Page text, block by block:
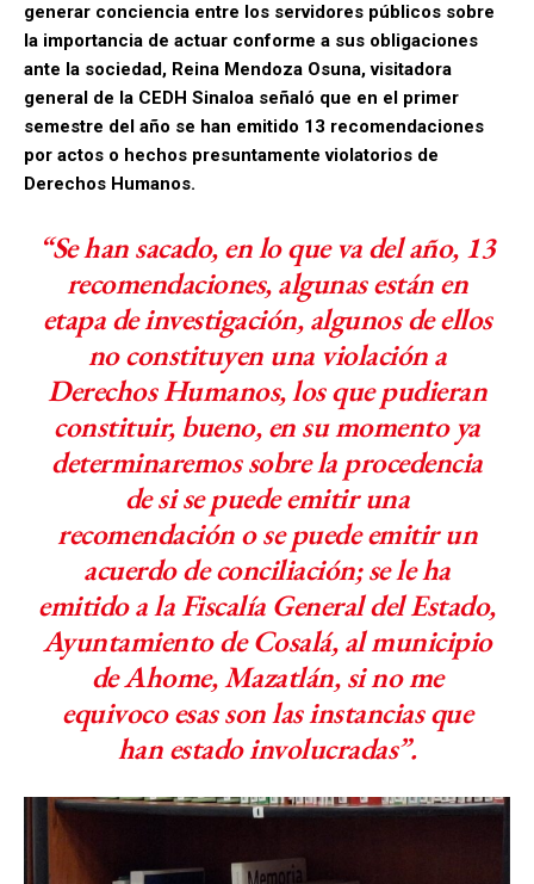
generar conciencia entre los servidores públicos sobre
la importancia de actuar conforme a sus obligaciones
ante la sociedad, Reina Mendoza Osuna, visitadora
general de la CEDH Sinaloa señaló que en el primer
semestre del año se han emitido 13 recomendaciones
por actos o hechos presuntamente violatorios de
Derechos Humanos.
“Se han sacado, en lo que va del año, 13
recomendaciones, algunas están en
etapa de investigación, algunos de ellos
no constituyen una violación a
Derechos Humanos, los que pudieran
constituir, bueno, en su momento ya
determinaremos sobre la procedencia
de si se puede emitir una
recomendación o se puede emitir un
acuerdo de conciliación; se le ha
emitido a la Fiscalía General del Estado,
Ayuntamiento de Cosalá, al municipio
de Ahome, Mazatlán, si no me
equivoco esas son las instancias que
han estado involucradas”.